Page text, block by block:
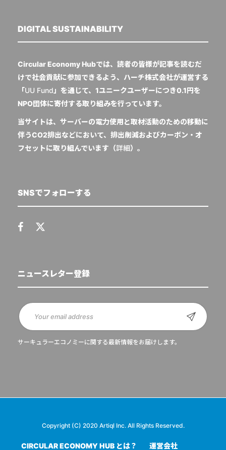
DIGITAL SUSTAINABILITY
Circular Economy Hubでは、読者の皆様が記事を読むだ
けで社会貢献に参加できるよう、ハーチ株式会社が運営する
「UU Fund 」を通じて、1ユニークユーザーにつき0.1円を
NPO団体に寄付する取り組みを行っています。
当サイトは、サーバーの電力使用と取材活動のための移動に
伴うCO2排出などにおいて、排出削減およびカーボン・オ
フセットに取り組んでいます（詳細）。
SNSでフォローする
ニュースレター登録
サーキュラーエコノミーに関する最新情報をお届けします。
Copyright (C) 2020 Artiql Inc. All Rights Reserved.
CIRCULAR ECONOMY HUB とは？ 運営会社